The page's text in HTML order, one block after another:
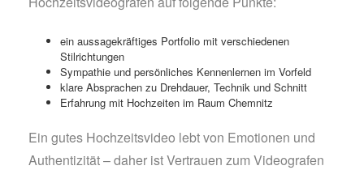
ein aussagekräftiges Portfolio mit verschiedenen
Stilrichtungen
Sympathie und persönliches Kennenlernen im Vorfeld
klare Absprachen zu Drehdauer, Technik und Schnitt
Erfahrung mit Hochzeiten im Raum Chemnitz
Ein gutes Hochzeitsvideo lebt von Emotionen und
Authentizität – daher ist Vertrauen zum Videografen